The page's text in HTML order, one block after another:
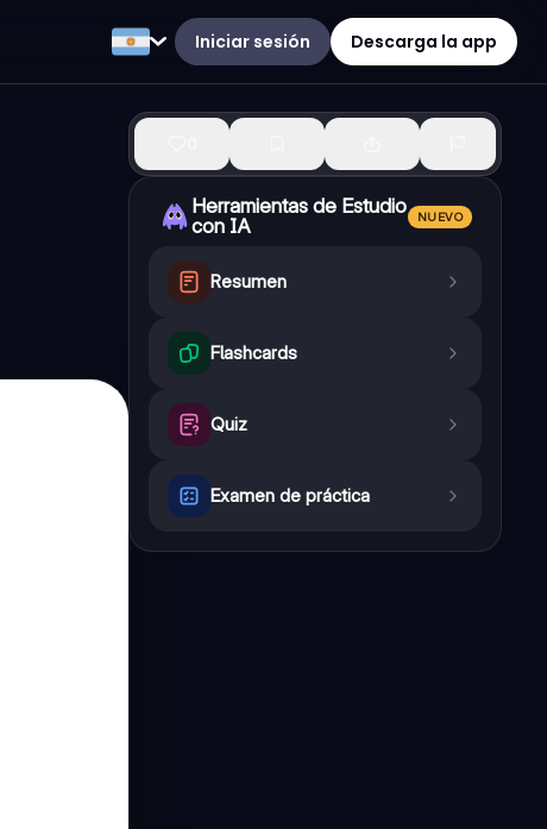
Iniciar sesión Descarga la app
Herramientas de Estudio
con IA
NUEVO
Resumen
Flashcards
Quiz
Examen de práctica